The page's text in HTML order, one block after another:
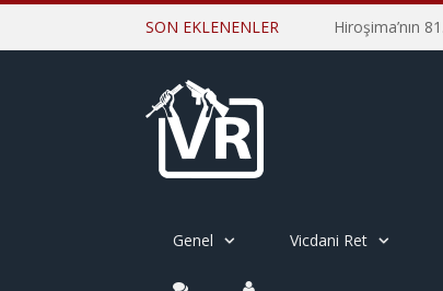
SON EKLENENLER
Genel Vicdani Ret